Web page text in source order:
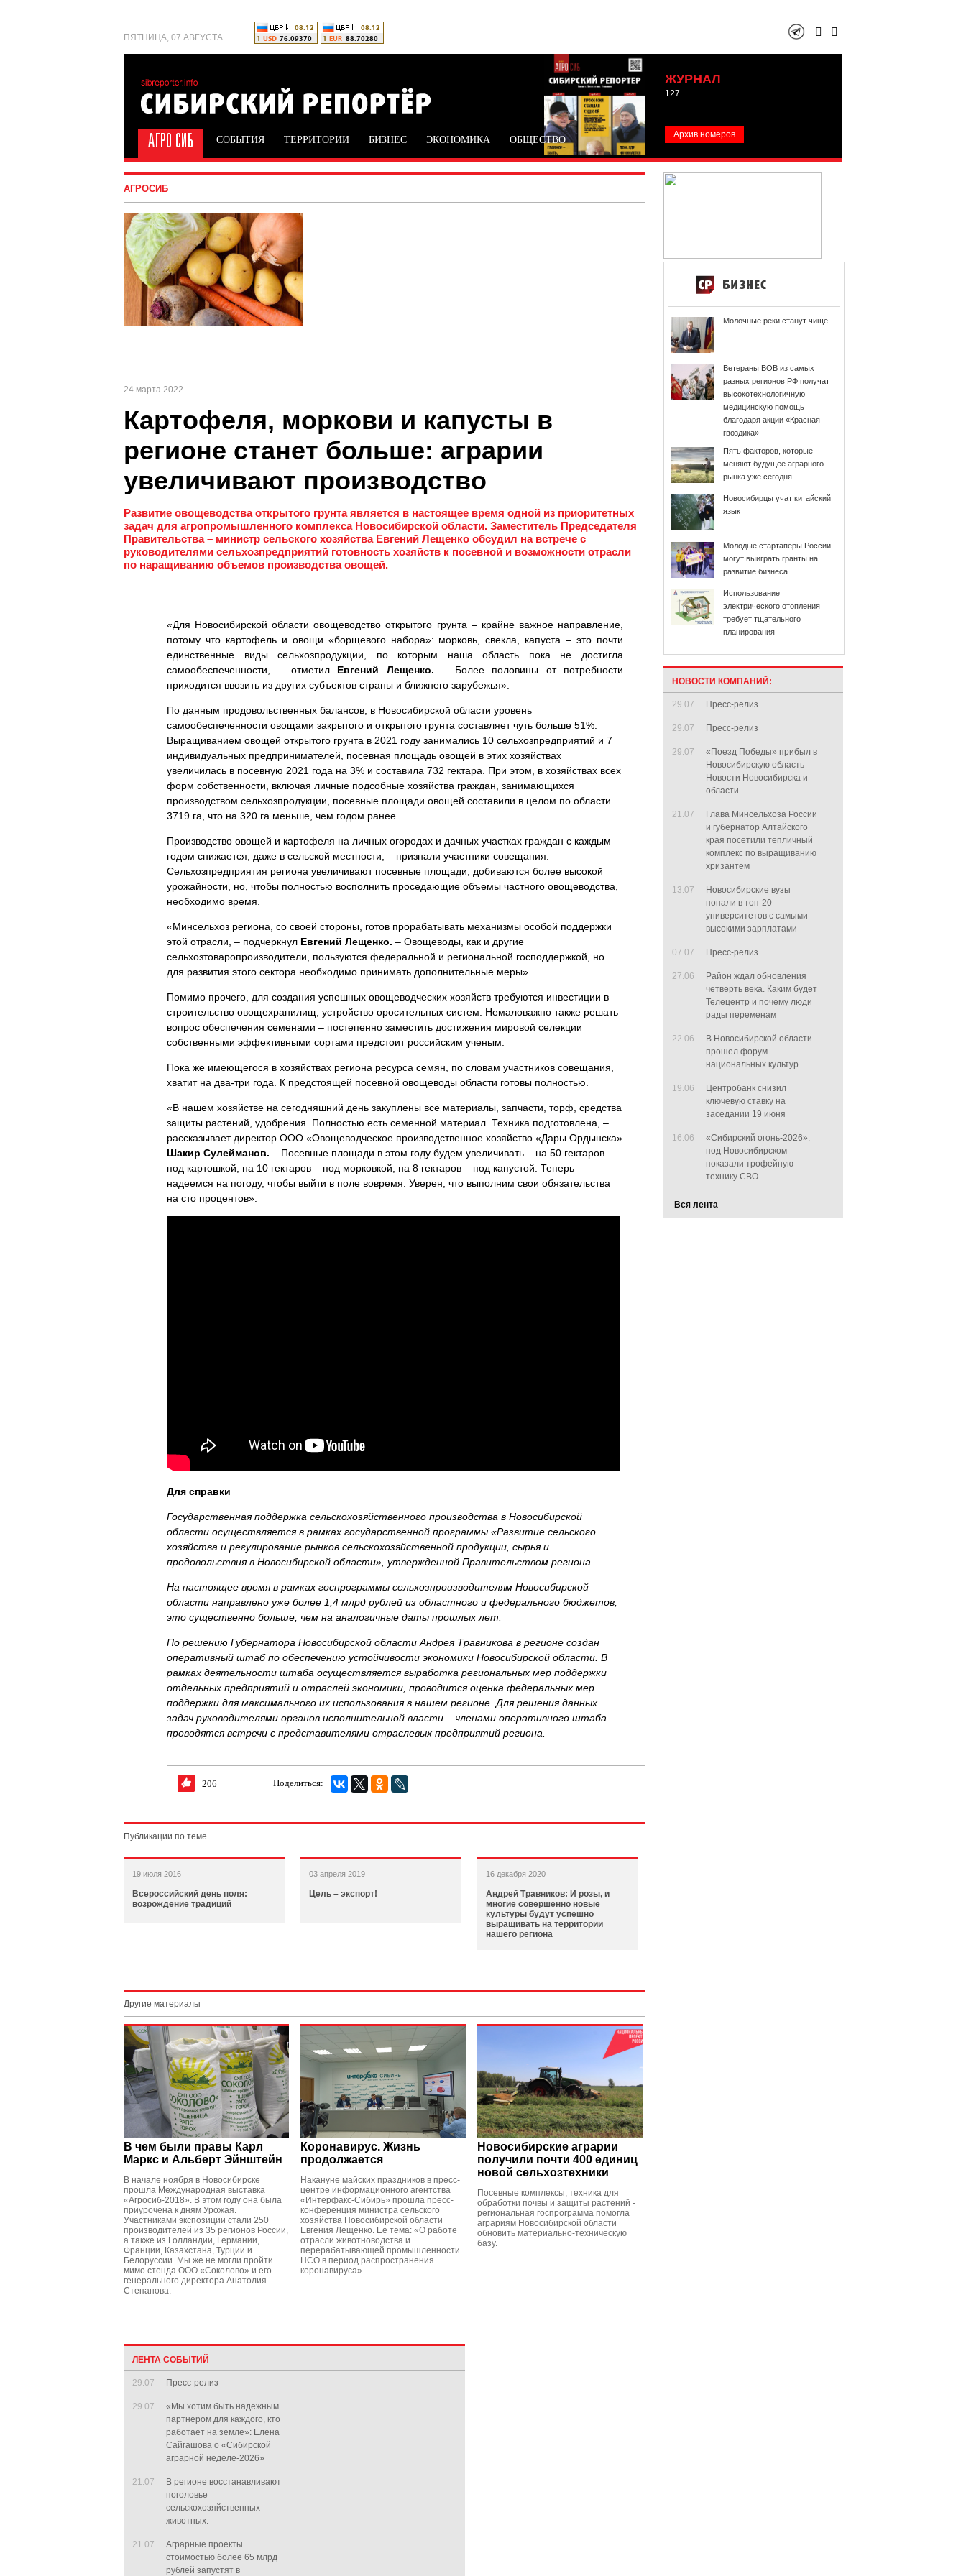
ПЯТНИЦА, 07 АВГУСТА
ЖУРНАЛ
127
Архив номеров
СОБЫТИЯ ТЕРРИТОРИИ БИЗНЕС ЭКОНОМИКА ОБЩЕСТВО
АГРОСИБ
24 марта 2022
Картофеля, моркови и капусты в
регионе станет больше: аграрии
увеличивают производство
Развитие овощеводства открытого грунта является в настоящее время одной из приоритетных
задач для агропромышленного комплекса Новосибирской области. Заместитель Председателя
Правительства – министр сельского хозяйства Евгений Лещенко обсудил на встрече с
руководителями сельхозпредприятий готовность хозяйств к посевной и возможности отрасли
по наращиванию объемов производства овощей.
«Для Новосибирской области овощеводство открытого грунта – крайне важное направление,
потому что картофель и овощи «борщевого набора»: морковь, свекла, капуста – это почти
единственные виды сельхозпродукции, по которым наша область пока не достигла
самообеспеченности, – отметил Евгений Лещенко. – Более половины от потребности
приходится ввозить из других субъектов страны и ближнего зарубежья».
По данным продовольственных балансов, в Новосибирской области уровень
самообеспеченности овощами закрытого и открытого грунта составляет чуть больше 51%.
Выращиванием овощей открытого грунта в 2021 году занимались 10 сельхозпредприятий и 7
индивидуальных предпринимателей, посевная площадь овощей в этих хозяйствах
увеличилась в посевную 2021 года на 3% и составила 732 гектара. При этом, в хозяйствах всех
форм собственности, включая личные подсобные хозяйства граждан, занимающихся
производством сельхозпродукции, посевные площади овощей составили в целом по области
3719 га, что на 320 га меньше, чем годом ранее.
Производство овощей и картофеля на личных огородах и дачных участках граждан с каждым
годом снижается, даже в сельской местности, – признали участники совещания.
Сельхозпредприятия региона увеличивают посевные площади, добиваются более высокой
урожайности, но, чтобы полностью восполнить проседающие объемы частного овощеводства,
необходимо время.
«Минсельхоз региона, со своей стороны, готов прорабатывать механизмы особой поддержки
этой отрасли, – подчеркнул Евгений Лещенко. – Овощеводы, как и другие
сельхозтоваропроизводители, пользуются федеральной и региональной господдержкой, но
для развития этого сектора необходимо принимать дополнительные меры».
Помимо прочего, для создания успешных овощеводческих хозяйств требуются инвестиции в
строительство овощехранилищ, устройство оросительных систем. Немаловажно также решать
вопрос обеспечения семенами – постепенно заместить достижения мировой селекции
собственными эффективными сортами предстоит российским ученым.
Пока же имеющегося в хозяйствах региона ресурса семян, по словам участников совещания,
хватит на два-три года. К предстоящей посевной овощеводы области готовы полностью.
«В нашем хозяйстве на сегодняшний день закуплены все материалы, запчасти, торф, средства
защиты растений, удобрения. Полностью есть семенной материал. Техника подготовлена, –
рассказывает директор ООО «Овощеводческое производственное хозяйство «Дары Ордынска»
Шакир Сулейманов. – Посевные площади в этом году будем увеличивать – на 50 гектаров
под картошкой, на 10 гектаров – под морковкой, на 8 гектаров – под капустой. Теперь
надеемся на погоду, чтобы выйти в поле вовремя. Уверен, что выполним свои обязательства
на сто процентов».
Для справки
Государственная поддержка сельскохозяйственного производства в Новосибирской
области осуществляется в рамках государственной программы «Развитие сельского
хозяйства и регулирование рынков сельскохозяйственной продукции, сырья и
продовольствия в Новосибирской области», утвержденной Правительством региона.
На настоящее время в рамках госпрограммы сельхозпроизводителям Новосибирской
области направлено уже более 1,4 млрд рублей из областного и федерального бюджетов,
это существенно больше, чем на аналогичные даты прошлых лет.
По решению Губернатора Новосибирской области Андрея Травникова в регионе создан
оперативный штаб по обеспечению устойчивости экономики Новосибирской области. В
рамках деятельности штаба осуществляется выработка региональных мер поддержки
отдельных предприятий и отраслей экономики, проводится оценка федеральных мер
поддержки для максимального их использования в нашем регионе. Для решения данных
задач руководителями органов исполнительной власти – членами оперативного штаба
проводятся встречи с представителями отраслевых предприятий региона.
206 Поделиться:
Публикации по теме
19 июля 2016
Всероссийский день поля:
возрождение традиций
03 апреля 2019
Цель – экспорт!
16 декабря 2020
Андрей Травников: И розы, и
многие совершенно новые
культуры будут успешно
выращивать на территории
нашего региона
Другие материалы
В чем были правы Карл
Маркс и Альберт Эйнштейн
В начале ноября в Новосибирске
прошла Международная выставка
«Агросиб-2018». В этом году она была
приурочена к дням Урожая.
Участниками экспозиции стали 250
производителей из 35 регионов России,
а также из Голландии, Германии,
Франции, Казахстана, Турции и
Белоруссии. Мы же не могли пройти
мимо стенда ООО «Соколово» и его
генерального директора Анатолия
Степанова.
Коронавирус. Жизнь
продолжается
Накануне майских праздников в пресс-
центре информационного агентства
«Интерфакс-Сибирь» прошла пресс-
конференция министра сельского
хозяйства Новосибирской области
Евгения Лещенко. Ее тема: «О работе
отрасли животноводства и
перерабатывающей промышленности
НСО в период распространения
коронавируса».
Новосибирские аграрии
получили почти 400 единиц
новой сельхозтехники
Посевные комплексы, техника для
обработки почвы и защиты растений -
региональная госпрограмма помогла
аграриям Новосибирской области
обновить материально-техническую
базу.
ЛЕНТА СОБЫТИЙ
29.07 Пресс-релиз
29.07
«Мы хотим быть надежным
партнером для каждого, кто
работает на земле»: Елена
Сайгашова о «Сибирской
аграрной неделе-2026»
21.07
В регионе восстанавливают
поголовье
сельскохозяйственных
животных.
21.07
Аграрные проекты
стоимостью более 65 млрд
рублей запустят в
Молочные реки станут чище
Ветераны ВОВ из самых
разных регионов РФ получат
высокотехнологичную
медицинскую помощь
благодаря акции «Красная
гвоздика»
Пять факторов, которые
меняют будущее аграрного
рынка уже сегодня
Новосибирцы учат китайский
язык
Молодые стартаперы России
могут выиграть гранты на
развитие бизнеса
Использование
электрического отопления
требует тщательного
планирования
НОВОСТИ КОМПАНИЙ:
29.07 Пресс-релиз
29.07 Пресс-релиз
29.07
«Поезд Победы» прибыл в
Новосибирскую область —
Новости Новосибирска и
области
21.07
Глава Минсельхоза России
и губернатор Алтайского
края посетили тепличный
комплекс по выращиванию
хризантем
13.07
Новосибирские вузы
попали в топ-20
университетов с самыми
высокими зарплатами
07.07 Пресс-релиз
27.06
Район ждал обновления
четверть века. Каким будет
Телецентр и почему люди
рады переменам
22.06
В Новосибирской области
прошел форум
национальных культур
19.06
Центробанк снизил
ключевую ставку на
заседании 19 июня
16.06
«Сибирский огонь-2026»:
под Новосибирском
показали трофейную
технику СВО
Вся лента